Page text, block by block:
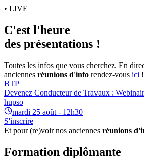
• LIVE
C'est l'heure
des présentations !
Toutes les infos que vous cherchez. En
anciennes réunions d'info rendez-vous ici !
BTP
Devenez Conducteur de Travaux :
hupso
mardi 25 août - 12h30
S'inscrire
Et pour (re)voir nos anciennes réunions
Formation diplômante